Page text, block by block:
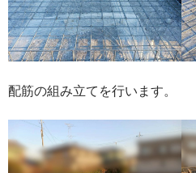
配筋の組み立てを行います。